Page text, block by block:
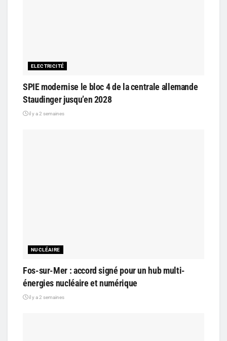
ELECTRICITÉ
SPIE modernise le bloc 4 de la centrale allemande
Staudinger jusqu’en 2028
il y a 2 semaines
NUCLÉAIRE
Fos-sur-Mer : accord signé pour un hub multi-
énergies nucléaire et numérique
il y a 2 semaines